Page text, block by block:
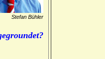
Stefan Bühler